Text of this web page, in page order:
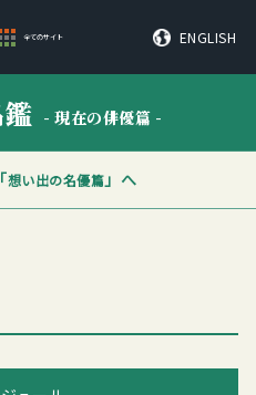
全てのサイト ENGLISH
- 現在の俳優篇 -
想い出の名優篇」へ